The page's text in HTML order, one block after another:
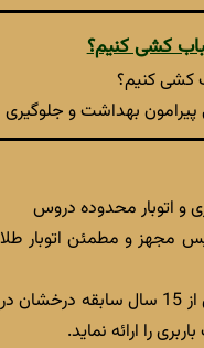
کشی کنیم؟
کشی کنیم؟
بهداشت و
و اتوبار محدوده دروس
مجهز و مطمئن اتوبار
را ارائه نماید.